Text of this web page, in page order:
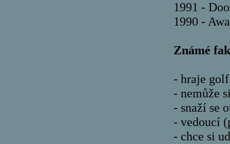
1991 -
1990 -
Známé
- hraje golf
- nemůže
- snaží se
- vedoucí
- chce si